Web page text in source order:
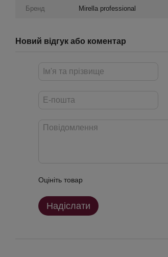
Бренд Mirella professional
Новий відгук або коментар
Оцініть товар
Надіслати